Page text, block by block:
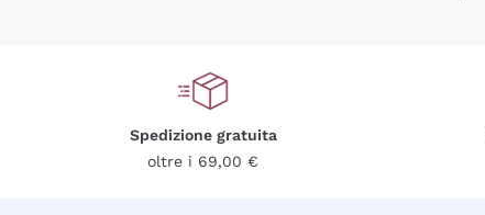
Spedizione gratuita
oltre i 69,00 €